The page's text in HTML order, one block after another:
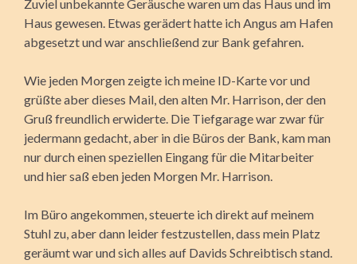
Zuviel unbekannte Geräusche waren um das Haus und im
Haus gewesen. Etwas gerädert hatte ich Angus am Hafen
abgesetzt und war anschließend zur Bank gefahren.
Wie jeden Morgen zeigte ich meine ID-Karte vor und
grüßte aber dieses Mail, den alten Mr. Harrison, der den
Gruß freundlich erwiderte. Die Tiefgarage war zwar für
jedermann gedacht, aber in die Büros der Bank, kam man
nur durch einen speziellen Eingang für die Mitarbeiter
und hier saß eben jeden Morgen Mr. Harrison.
Im Büro angekommen, steuerte ich direkt auf meinem
Stuhl zu, aber dann leider festzustellen, dass mein Platz
geräumt war und sich alles auf Davids Schreibtisch stand.